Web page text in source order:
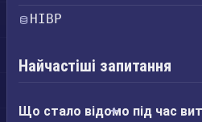
HIBP
Найчастіші запитання
Що стало відомо під час